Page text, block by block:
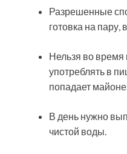
Разрешенные
готовка на пару,
Нельзя во время
употреблять в
попадает
В день нужно
чистой воды.